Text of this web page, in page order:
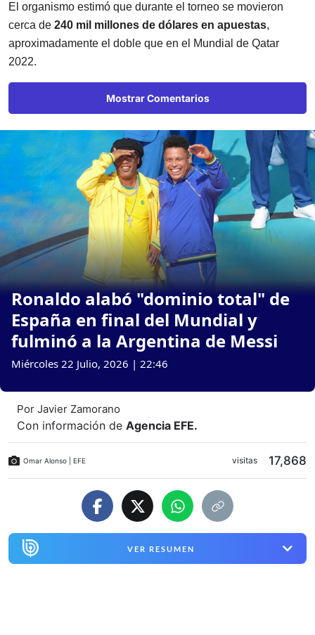
El organismo estimó que durante el torneo se movieron
cerca de 240 mil millones de dólares en apuestas,
aproximadamente el doble que en el Mundial de Qatar
2022.
Mostrar Comentarios
Ronaldo alabó "dominio total" de
España en final del Mundial y
fulminó a la Argentina de Messi
Miércoles 22 Julio, 2026 | 22:46
Por Javier Zamorano
Con información de Agencia EFE.
Omar Alonso | EFE visitas 17,868
VER RESUMEN